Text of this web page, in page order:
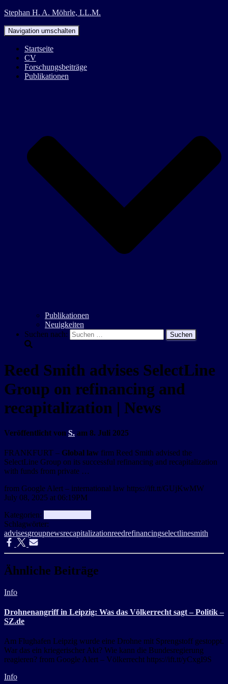
Stephan H. A. Möhrle, LL.M.
Navigation umschalten
Startseite
CV
Forschungsbeiträge
Publikationen
Publikationen
Neuigkeiten
Suchen nach:
Reed Smith advises SelectLine
Group on refinancing and
recapitalization | News
Veröffentlicht von S. am 8. Juli 2025
FRANKFURT – Global law firm Reed Smith advised the
SelectLine Group on its successful refinancing and recapitalization
with funds from private …
from Google Alert – international law https://ift.tt/GUjKwMW
July 08, 2025 at 06:19PM
Kategorien:
Schlagwörter:
advisesgroupnewsrecapitalizationreedrefinancingselectlinesmith
Ähnliche Beiträge
Info
Drohnenangriff in Leipzig: Was das Völkerrecht sagt – Politik –
SZ.de
Am Flughafen Leipzig wurde eine Drohne mit Sprengstoff gestoppt.
War das ein kriegerischer Akt? Wie kann die Bundesregierung
reagieren? from Google Alert – Völkerrecht https://ift.tt/yCxgI9S
Info